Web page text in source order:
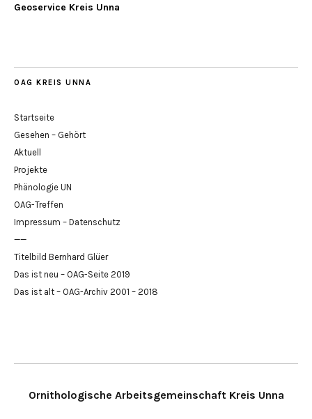
Geoservice Kreis Unna
OAG KREIS UNNA
Startseite
Gesehen – Gehört
Aktuell
Projekte
Phänologie UN
OAG-Treffen
Impressum – Datenschutz
——
Titelbild Bernhard Glüer
Das ist neu – OAG-Seite 2019
Das ist alt – OAG-Archiv 2001 – 2018
Ornithologische Arbeitsgemeinschaft Kreis Unna